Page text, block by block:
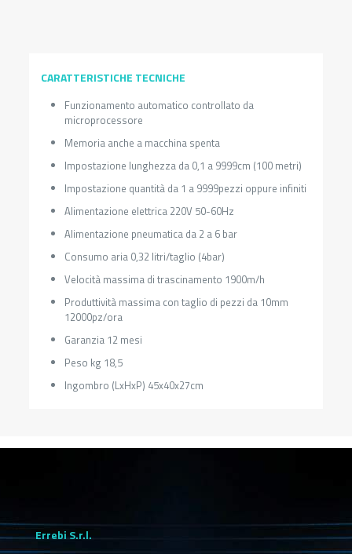
CARATTERISTICHE TECNICHE
Funzionamento automatico controllato da
microprocessore
Memoria anche a macchina spenta
Impostazione lunghezza da 0,1 a 9999cm (100 metri)
Impostazione quantità da 1 a 9999pezzi oppure infiniti
Alimentazione elettrica 220V 50-60Hz
Alimentazione pneumatica da 2 a 6 bar
Consumo aria 0,32 litri/taglio (4bar)
Velocità massima di trascinamento 1900m/h
Produttività massima con taglio di pezzi da 10mm
12000pz/ora
Garanzia 12 mesi
Peso kg 18,5
Ingombro (LxHxP) 45x40x27cm
Errebi S.r.l.